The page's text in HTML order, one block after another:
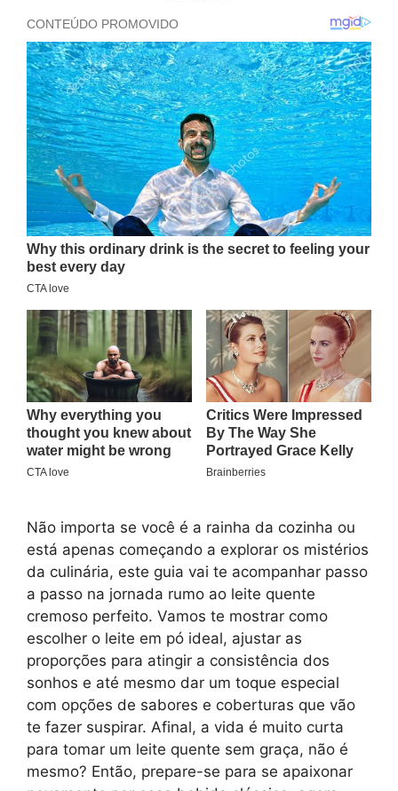
Não importa se você é a rainha da cozinha ou
está apenas começando a explorar os mistérios
da culinária, este guia vai te acompanhar passo
a passo na jornada rumo ao leite quente
cremoso perfeito. Vamos te mostrar como
escolher o leite em pó ideal, ajustar as
proporções para atingir a consistência dos
sonhos e até mesmo dar um toque especial
com opções de sabores e coberturas que vão
te fazer suspirar. Afinal, a vida é muito curta
para tomar um leite quente sem graça, não é
mesmo? Então, prepare-se para se apaixonar